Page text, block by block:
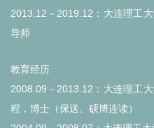
2013.12－2019.12：大连理工
导师
教育经历
2008.09－2013.12：大连理工
程，博士（保送、硕博连读）